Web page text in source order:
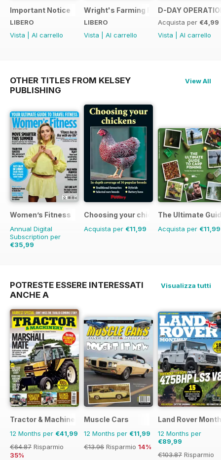
Important Notice
LIBERO
Vista
Al carrello
Wright's Farming Register July 2014
LIBERO
Vista
Al carrello
D-DAY
Acquista per €4,99
Vista
Al carrello
OTHER TITLES FROM KELSEY
PUBLISHING
View All
Women’s Fitness
Annual Digital
Subscription per
€35,99
Choosing your chickens
Acquista per €11,99
The Ultimate
Acquista per €11,99
POTRESTE ESSERE INTERESSATI
ANCHE A
Visualizza tutti
Tractor & Machinery
12 Months per €41,99
€64.87 Risparmio
35%
Muscle Cars
12 Months per €11,99
€13.96 Risparmio 14%
Land Rover
12 Months per
€89,99
€103.87 Risparmio